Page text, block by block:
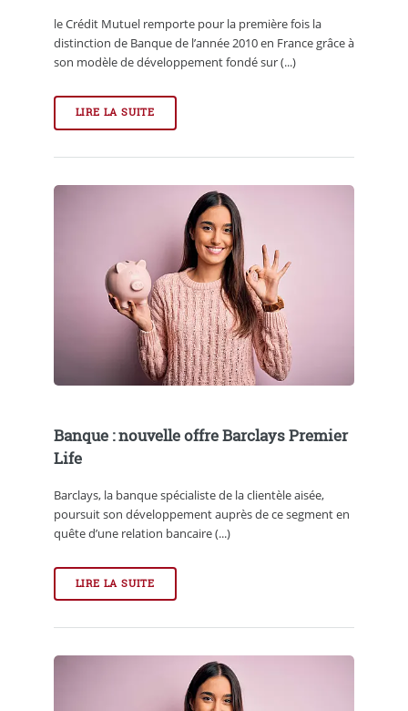
le Crédit Mutuel remporte pour la première fois la
distinction de Banque de l’année 2010 en France grâce à
son modèle de développement fondé sur (...)
LIRE LA SUITE
Banque : nouvelle offre Barclays Premier
Life
Barclays, la banque spécialiste de la clientèle aisée,
poursuit son développement auprès de ce segment en
quête d’une relation bancaire (...)
LIRE LA SUITE